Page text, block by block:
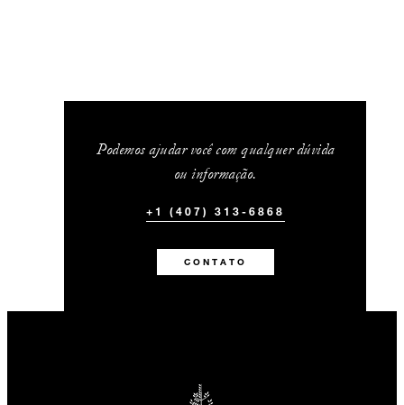
Podemos ajudar você com qualquer dúvida
ou informação.
+1 (407) 313-6868
CONTATO